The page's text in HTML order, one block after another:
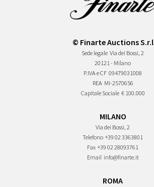
© Finarte Auctions S.r.l
Sede legale Via dei Bossi, 2
20121 - Milano
P.IVA e CF 09479031008
REA MI-2570656
Capitale Sociale € 100.000
MILANO
Via dei Bossi, 2
Telefono +39 02 3363801
Fax +39 02 28093761
Email info@finarte.it
ROMA